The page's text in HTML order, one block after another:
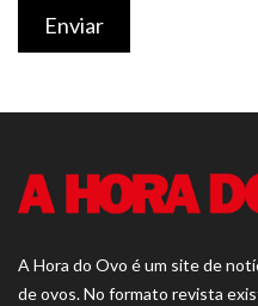
Enviar
A Hora do Ovo é um site de
de ovos. No formato revista